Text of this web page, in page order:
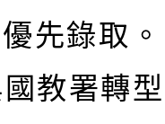
先錄取。
教署轉型